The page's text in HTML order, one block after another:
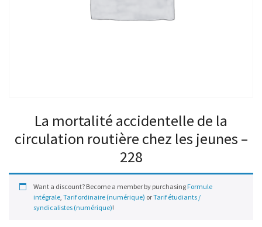
La mortalité accidentelle de la
circulation routière chez les jeunes –
228
Want a discount? Become a member by purchasing Formule
intégrale, Tarif ordinaire (numérique) orTarif étudiants /
syndicalistes (numérique)!